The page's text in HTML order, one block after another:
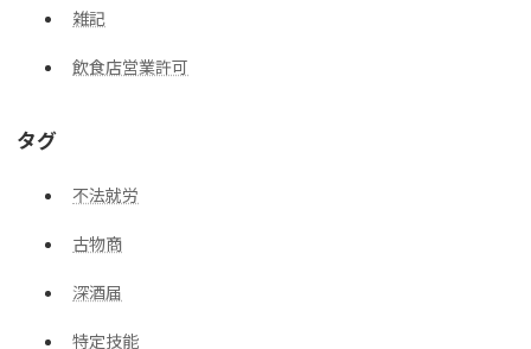
雑記
飲食店営業許可
タグ
不法就労
古物商
深酒届
特定技能